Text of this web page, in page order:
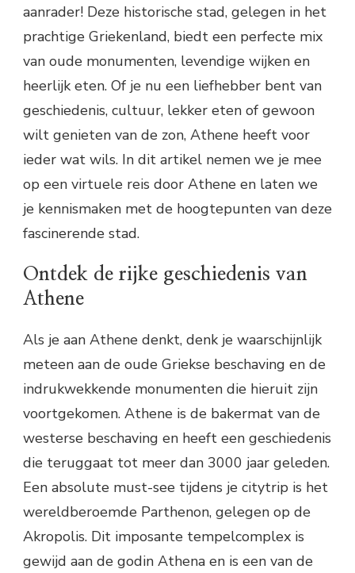
aanrader! Deze historische stad, gelegen in het
prachtige Griekenland, biedt een perfecte mix
van oude monumenten, levendige wijken en
heerlijk eten. Of je nu een liefhebber bent van
geschiedenis, cultuur, lekker eten of gewoon
wilt genieten van de zon, Athene heeft voor
ieder wat wils. In dit artikel nemen we je mee
op een virtuele reis door Athene en laten we
je kennismaken met de hoogtepunten van deze
fascinerende stad.
Ontdek de rijke geschiedenis van
Athene
Als je aan Athene denkt, denk je waarschijnlijk
meteen aan de oude Griekse beschaving en de
indrukwekkende monumenten die hieruit zijn
voortgekomen. Athene is de bakermat van de
westerse beschaving en heeft een geschiedenis
die teruggaat tot meer dan 3000 jaar geleden.
Een absolute must-see tijdens je citytrip is het
wereldberoemde Parthenon, gelegen op de
Akropolis. Dit imposante tempelcomplex is
gewijd aan de godin Athena en is een van de